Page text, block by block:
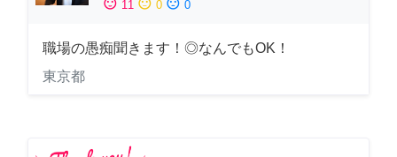
sentiment_satisfied 11 sentiment_neutral 0 sentiment_dissatisfied 0
職場の愚痴聞きます！◎なんでもOK！
東京都